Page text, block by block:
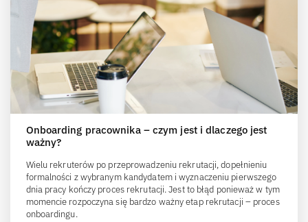
Onboarding pracownika – czym jest i dlaczego jest
ważny?
Wielu rekruterów po przeprowadzeniu rekrutacji, dopełnieniu
formalności z wybranym kandydatem i wyznaczeniu pierwszego
dnia pracy kończy proces rekrutacji. Jest to błąd ponieważ w tym
momencie rozpoczyna się bardzo ważny etap rekrutacji – proces
onboardingu.